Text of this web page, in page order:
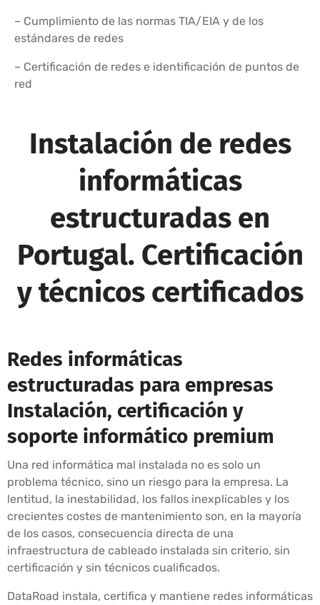
– Cumplimiento de las normas TIA/EIA y de los
estándares de redes
– Certificación de redes e identificación de puntos de
red
Instalación de redes
informáticas
estructuradas en
Portugal. Certificación
y técnicos certificados
Redes informáticas
estructuradas para empresas
Instalación, certificación y
soporte informático premium
Una red informática mal instalada no es solo un
problema técnico, sino un riesgo para la empresa. La
lentitud, la inestabilidad, los fallos inexplicables y los
crecientes costes de mantenimiento son, en la mayoría
de los casos, consecuencia directa de una
infraestructura de cableado instalada sin criterio, sin
certificación y sin técnicos cualificados.
DataRoad instala, certifica y mantiene redes informáticas